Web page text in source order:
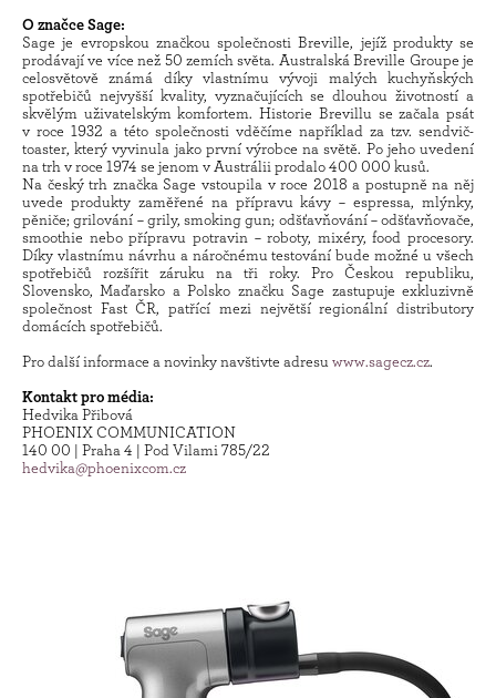
O značce Sage:
Sage je evropskou značkou společnosti Breville, jejíž produkty se
prodávají ve více než 50 zemích světa. Australská Breville Groupe je
celosvětově známá díky vlastnímu vývoji malých kuchyňských
spotřebičů nejvyšší kvality, vyznačujících se dlouhou životností a
skvělým uživatelským komfortem. Historie Brevillu se začala psát
v roce 1932 a této společnosti vděčíme například za tzv. sendvič-
toaster, který vyvinula jako první výrobce na světě. Po jeho uvedení
na trh v roce 1974 se jenom v Austrálii prodalo 400 000 kusů.
Na český trh značka Sage vstoupila v roce 2018 a postupně na něj
uvede produkty zaměřené na přípravu kávy – espressa, mlýnky,
pěniče; grilování – grily, smoking gun; odšťavňování – odšťavňovače,
smoothie nebo přípravu potravin – roboty, mixéry, food procesory.
Díky vlastnímu návrhu a náročnému testování bude možné u všech
spotřebičů rozšířit záruku na tři roky. Pro Českou republiku,
Slovensko, Maďarsko a Polsko značku Sage zastupuje exkluzivně
společnost Fast ČR, patřící mezi největší regionální distributory
domácích spotřebičů.
Pro další informace a novinky navštivte adresuwww.sagecz.cz.
Kontakt pro média:
Hedvika Přibová
PHOENIX COMMUNICATION
140 00 | Praha 4 | Pod Vilami 785/22
hedvika@phoenixcom.cz